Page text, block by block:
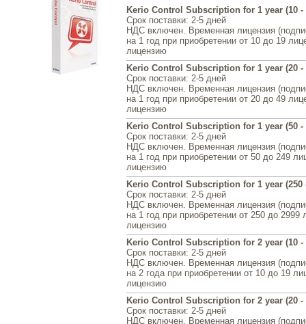
Kerio Control Subscription for 1 year (10 -
Срок поставки: 2-5 дней
НДС включен. Временная лицензия
на 1 год при приобретении от 10 до 19
лицензию
Kerio Control Subscription for 1 year (20 -
Срок поставки: 2-5 дней
НДС включен. Временная лицензия
на 1 год при приобретении от 20 до 49
лицензию
Kerio Control Subscription for 1 year (50 -
Срок поставки: 2-5 дней
НДС включен. Временная лицензия
на 1 год при приобретении от 50 до 249
лицензию
Kerio Control Subscription for 1 year (250
Срок поставки: 2-5 дней
НДС включен. Временная лицензия
на 1 год при приобретении от 250 до 2999
лицензию
Kerio Control Subscription for 2 year (10 -
Срок поставки: 2-5 дней
НДС включен. Временная лицензия
на 2 года при приобретении от 10 до 19
лицензию
Kerio Control Subscription for 2 year (20 -
Срок поставки: 2-5 дней
НДС включен. Временная лицензия